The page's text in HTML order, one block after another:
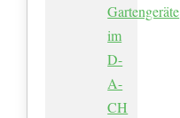
Gartengeräte
im
D-
A-
CH